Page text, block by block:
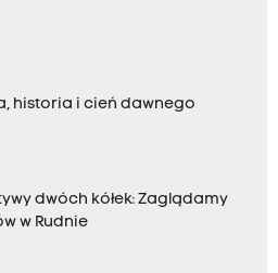
historia i cień dawnego
dwóch kółek: Zaglądamy
w Rudnie